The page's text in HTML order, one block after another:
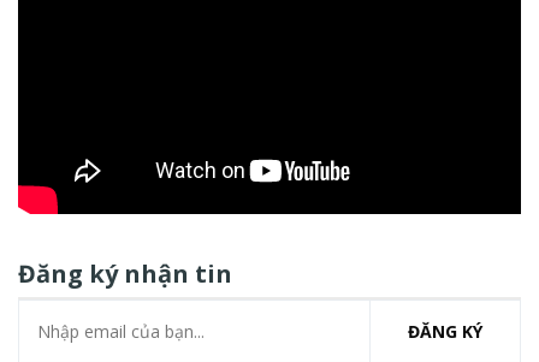
Đăng ký nhận tin
ĐĂNG KÝ